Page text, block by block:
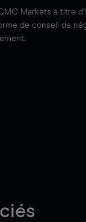
Markets à titre
de conseil de